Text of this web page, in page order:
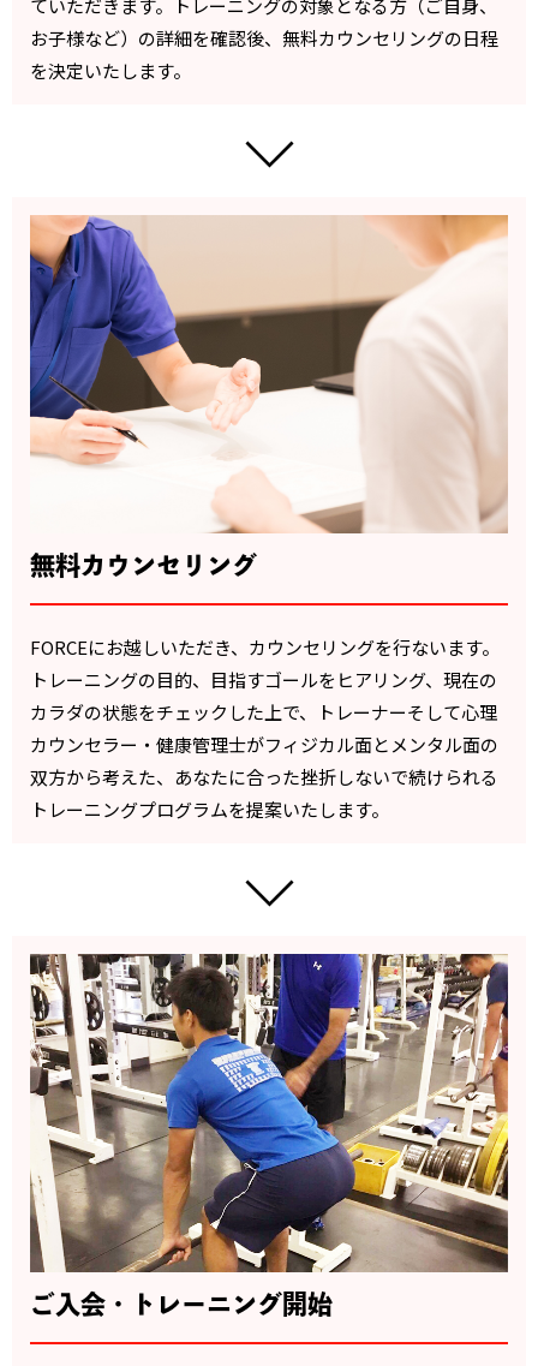
お子様など）の詳細を確認後、無料カウンセリングの日程
を決定いたします。
無料カウンセリング
FORCEにお越しいただき、カウンセリングを行ないます。
トレーニングの目的、目指すゴールをヒアリング、現在の
カラダの状態をチェックした上で、トレーナーそして心理
カウンセラー・健康管理士がフィジカル面とメンタル面の
双方から考えた、あなたに合った挫折しないで続けられる
トレーニングプログラムを提案いたします。
ご入会・トレーニング開始